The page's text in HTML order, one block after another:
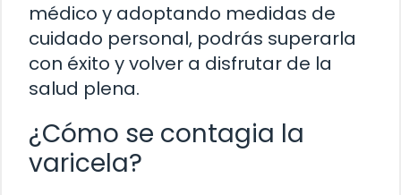
médico y adoptando medidas de
cuidado personal, podrás superarla
con éxito y volver a disfrutar de la
salud plena.
¿Cómo se contagia la
varicela?